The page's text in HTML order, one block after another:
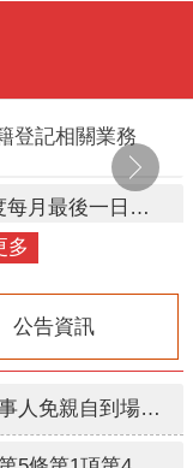
雲林縣各戶政事務所於115年度每月最後一日暫停平日下午5 時30分至6時30分預約服務及春節期間暫停預約假日結婚 登記，另同年度連續假期暫停週六上午延長服務
多
公告資訊
設置土地登記印鑑等替代措施申辦土地登記。